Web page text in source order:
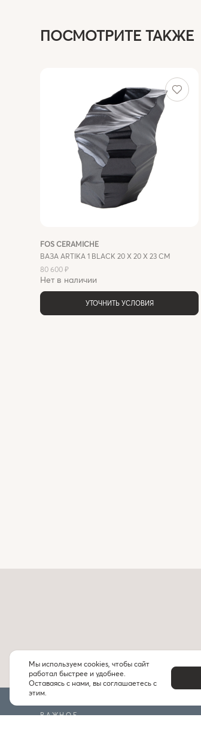
ПОСМОТРИТЕ ТАКЖЕ
FOS CERAMICHE
ВАЗА ARTIKA 1 BLACK 20 X 20 X 23 СМ
80 600 ₽
Нет в наличии
УТОЧНИТЬ УСЛОВИЯ
ВАЖНОЕ
Мы используем cookies, чтобы сайт
работал быстрее и удобнее.
Оставаясь с нами, вы соглашаетесь с
этим.